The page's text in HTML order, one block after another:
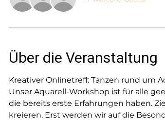
Über die Veranstaltung
Kreativer Onlinetreff: Tanzen rund um
Unser Aquarell-Workshop ist für alle
die bereits erste Erfahrungen haben.
kreieren. Erst werden wir auf die